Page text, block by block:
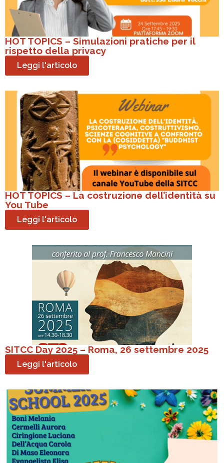
HOT TOPICS – Simulazioni pratiche per il
rispetto della privacy
Leggi l'articolo
HOT TOPICS – La costruzione dell’identità su
You Tube
Leggi l'articolo
SITCC Day 2025 – Roma, 26 settembre 2025
Leggi l'articolo